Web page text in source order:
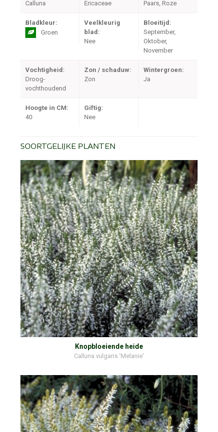
Calluna
Ericaceae
Paars, Roze
Bladkleur:
Groen
Veelkleurig
blad:
Nee
Bloeitijd:
September,
Oktober,
November
Vochtigheid:
Droog-
vochthoudend
Zon / schaduw:
Zon
Wintergroen:
Ja
Hoogte in CM:
40
Giftig:
Nee
SOORTGELIJKE PLANTEN
Knopbloeiende heide
Calluna vulgaris 'Melanie'